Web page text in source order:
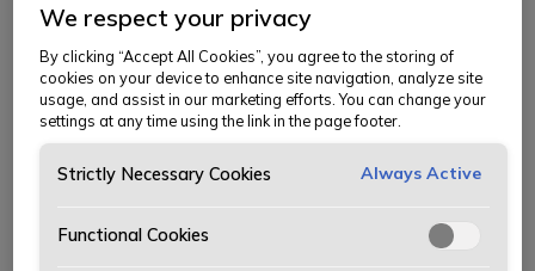
Se video
redde liv
Anbefalt minimum mønsterdybde på sommerdekk er
3 millimeter og 4 millimeter for vinterdekk.
Lovens minstekrav til dekkenes mønsterdybde er 1,6
vinterdekk.
We respect your privacy
By clicking “Accept All Cookies”, you agree to the storing of
cookies on your device to enhance site navigation, analyze site
usage, and assist in our marketing efforts. You can change your
settings at any time using the link in the page footer.
Strictly Necessary Cookies Always Active
Functional Cookies